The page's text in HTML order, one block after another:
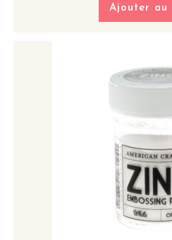
Ajouter au